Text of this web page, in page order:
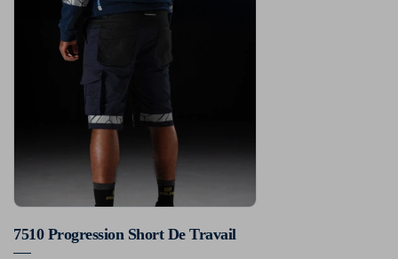
7510 Progression Short De Travail